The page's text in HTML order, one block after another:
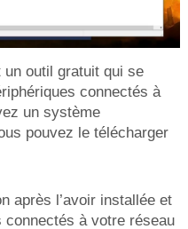
outil gratuit qui se
connectés à
un système
pouvez le télécharger
après l’avoir installée et
à votre réseau